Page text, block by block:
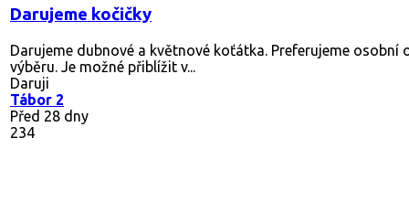
Darujeme kočičky
Darujeme dubnové a květnové koťátka. Preferujeme osobní
výběru. Je možné přiblížit v...
Daruji
Tábor 2
Před 28 dny
234